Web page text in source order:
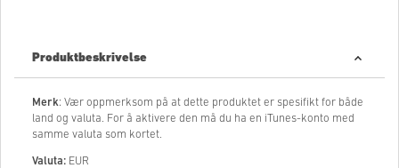
Produktbeskrivelse
Merk: Vær oppmerksom på at dette produktet er spesifikt for både
land og valuta. For å aktivere den må du ha en iTunes-konto med
samme valuta som kortet.
Valuta: EUR